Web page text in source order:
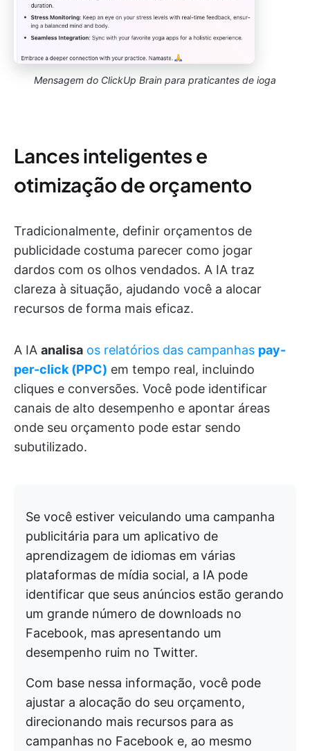
Mensagem do ClickUp Brain para praticantes de ioga
Lances inteligentes e
otimização de orçamento
Tradicionalmente, definir orçamentos de
publicidade costuma parecer como jogar
dardos com os olhos vendados. A IA traz
clareza à situação, ajudando você a alocar
recursos de forma mais eficaz.
A IA analisa os relatórios das campanhas pay-
per-click (PPC) em tempo real, incluindo
cliques e conversões. Você pode identificar
canais de alto desempenho e apontar áreas
onde seu orçamento pode estar sendo
subutilizado.
Se você estiver veiculando uma campanha
publicitária para um aplicativo de
aprendizagem de idiomas em várias
plataformas de mídia social, a IA pode
identificar que seus anúncios estão gerando
um grande número de downloads no
Facebook, mas apresentando um
desempenho ruim no Twitter.
Com base nessa informação, você pode
ajustar a alocação do seu orçamento,
direcionando mais recursos para as
campanhas no Facebook e, ao mesmo